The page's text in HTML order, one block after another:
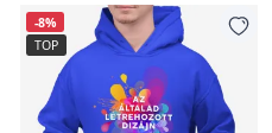
-8%
TOP